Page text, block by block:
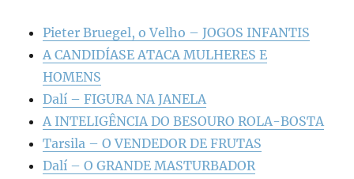
Pieter Bruegel, o Velho – JOGOS INFANTIS
A CANDIDÍASE ATACA MULHERES E
HOMENS
Dalí – FIGURA NA JANELA
A INTELIGÊNCIA DO BESOURO ROLA-BOSTA
Tarsila – O VENDEDOR DE FRUTAS
Dalí – O GRANDE MASTURBADOR